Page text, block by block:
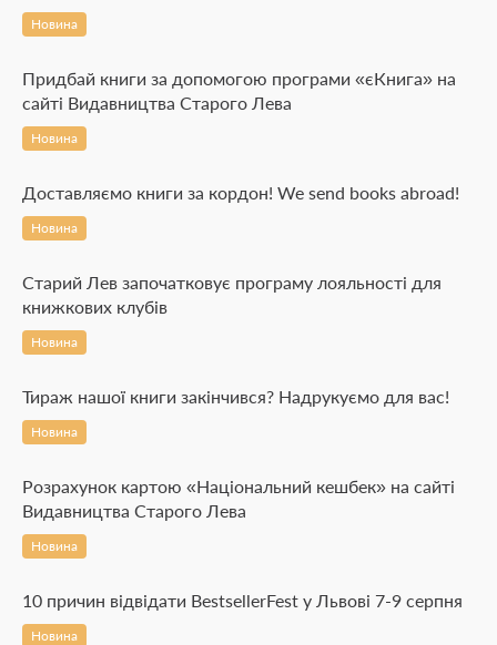
Новина
Придбай книги за допомогою програми «єКнига» на
сайті Видавництва Старого Лева
Новина
Доставляємо книги за кордон! We send books abroad!
Новина
Старий Лев започатковує програму лояльності для
книжкових клубів
Новина
Тираж нашої книги закінчився? Надрукуємо для вас!
Новина
Розрахунок картою «Національний кешбек» на сайті
Видавництва Старого Лева
Новина
10 причин відвідати BestsellerFest у Львові 7-9 серпня
Новина